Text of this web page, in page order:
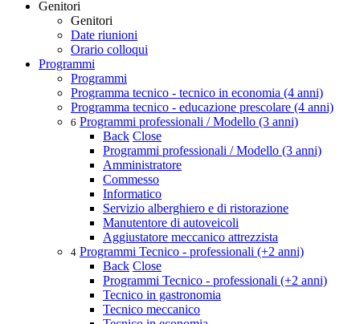
Genitori
Genitori
Date riunioni
Orario colloqui
Programmi
Programmi
Programma tecnico - tecnico in economia (4 anni)
Programma tecnico - educazione prescolare (4 anni)
6 Programmi professionali / Modello (3 anni)
Back Close
Programmi professionali / Modello (3 anni)
Amministratore
Commesso
Informatico
Servizio alberghiero e di ristorazione
Manutentore di autoveicoli
Aggiustatore meccanico attrezzista
4 Programmi Tecnico - professionali (+2 anni)
Back Close
Programmi Tecnico - professionali (+2 anni)
Tecnico in gastronomia
Tecnico meccanico